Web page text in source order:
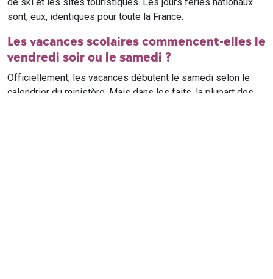
de ski et les sites touristiques. Les jours fériés nationaux
sont, eux, identiques pour toute la France.
Les vacances scolaires commencent-elles le
vendredi soir ou le samedi ?
Officiellement, les vacances débutent le samedi selon le
calendrier du ministère. Mais dans les faits, la plupart des